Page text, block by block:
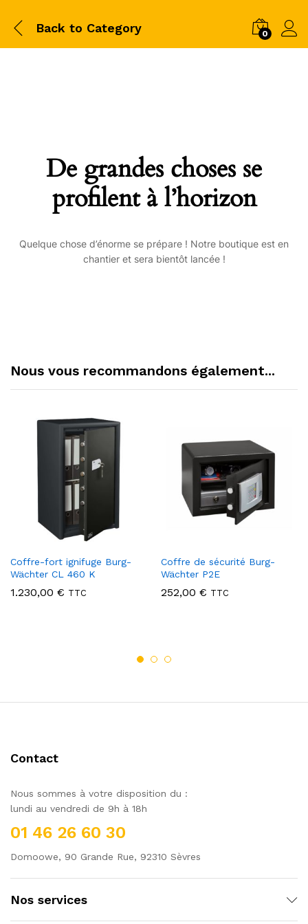
Back to Category 0
De grandes choses se
profilent à l’horizon
Quelque chose d’énorme se prépare ! Notre boutique est en
chantier et sera bientôt lancée !
Nous vous recommandons également...
Coffre-fort ignifuge Burg-
Wächter CL 460 K
1.230,00 € TTC
Coffre de sécurité Burg-
Wächter P2E
252,00 € TTC
Contact
Nous sommes à votre disposition du :
lundi au vendredi de 9h à 18h
01 46 26 60 30
Domoowe, 90 Grande Rue, 92310 Sèvres
Nos services